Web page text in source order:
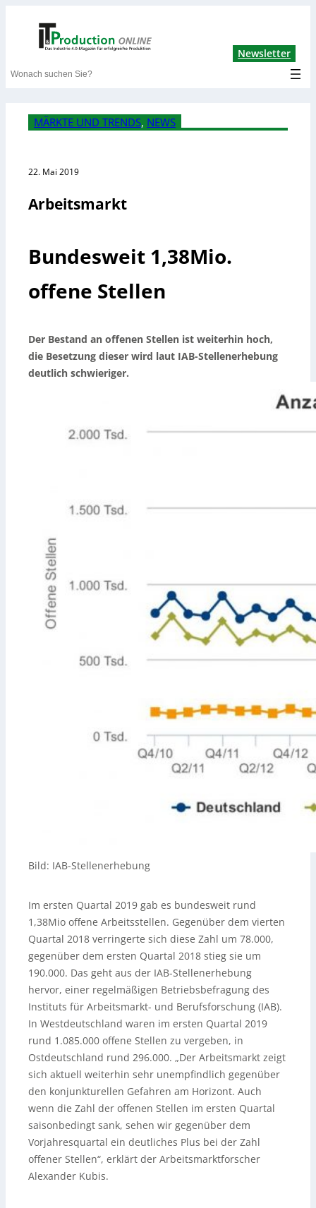
Newsletter
Search
MÄRKTE UND TRENDS, NEWS
22. Mai 2019
Arbeitsmarkt
Bundesweit 1,38Mio.
offene Stellen
Der Bestand an offenen Stellen ist weiterhin hoch,
die Besetzung dieser wird laut IAB-Stellenerhebung
deutlich schwieriger.
Bild: IAB-Stellenerhebung
Im ersten Quartal 2019 gab es bundesweit rund
1,38Mio offene Arbeitsstellen. Gegenüber dem vierten
Quartal 2018 verringerte sich diese Zahl um 78.000,
gegenüber dem ersten Quartal 2018 stieg sie um
190.000. Das geht aus der IAB-Stellenerhebung
hervor, einer regelmäßigen Betriebsbefragung des
Instituts für Arbeitsmarkt- und Berufsforschung (IAB).
In Westdeutschland waren im ersten Quartal 2019
rund 1.085.000 offene Stellen zu vergeben, in
Ostdeutschland rund 296.000. „Der Arbeitsmarkt zeigt
sich aktuell weiterhin sehr unempfindlich gegenüber
den konjunkturellen Gefahren am Horizont. Auch
wenn die Zahl der offenen Stellen im ersten Quartal
saisonbedingt sank, sehen wir gegenüber dem
Vorjahresquartal ein deutliches Plus bei der Zahl
offener Stellen“, erklärt der Arbeitsmarktforscher
Alexander Kubis.